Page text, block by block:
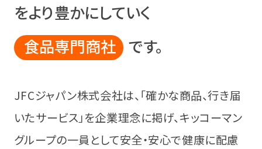
をより豊かにしていく
食品専門商社 です。
JFCジャパン株式会社は、「確かな商品、行き届
いたサービス」を企業理念に掲げ、キッコーマン
グループの一員として安全・安心で健康に配慮